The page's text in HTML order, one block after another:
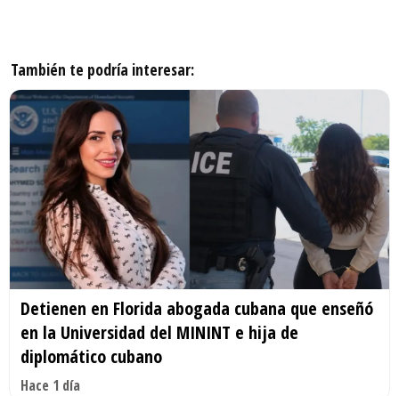
También te podría interesar:
Detienen en Florida abogada cubana que enseñó
en la Universidad del MININT e hija de
diplomático cubano
Hace 1 día